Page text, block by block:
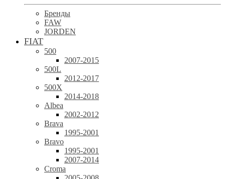
Бренды
FAW
JORDEN
FIAT
500
2007-2015
500L
2012-2017
500X
2014-2018
Albea
2002-2012
Brava
1995-2001
Bravo
1995-2001
2007-2014
Croma